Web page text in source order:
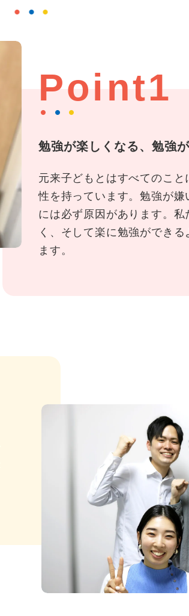
Point1
勉強が楽しくなる、勉強
元来子どもとはすべてのこ
性を持っています。勉強が
には必ず原因があります。
く、そして楽に勉強ができ
ます。